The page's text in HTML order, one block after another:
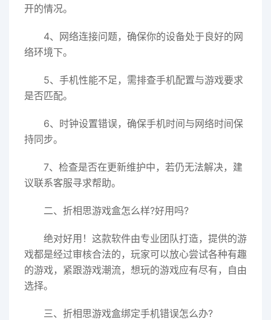
开的情况。
4、网络连接问题，确保你的设备处于良好的网
络环境下。
5、手机性能不足，需排查手机配置与游戏要求
是否匹配。
6、时钟设置错误，确保手机时间与网络时间保
持同步。
7、检查是否在更新维护中，若仍无法解决，建
议联系客服寻求帮助。
二、折相思游戏盒怎么样?好用吗?
绝对好用！这款软件由专业团队打造，提供的游
戏都是经过审核合法的，玩家可以放心尝试各种有趣
的游戏，紧跟游戏潮流，想玩的游戏应有尽有，自由
选择。
三、折相思游戏盒绑定手机错误怎么办?